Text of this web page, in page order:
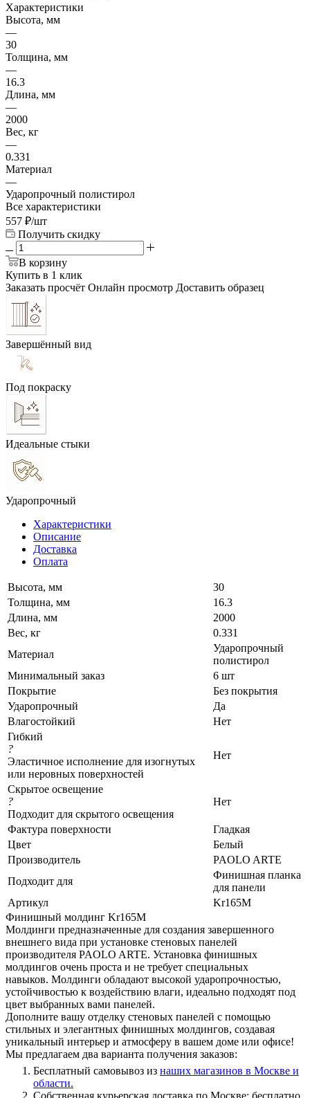
Характеристики
Высота, мм
—
30
Толщина, мм
—
16.3
Длина, мм
—
2000
Вес, кг
—
0.331
Материал
—
Ударопрочный полистирол
Все характеристики
557 ₽/шт
Получить скидку
В корзину
Купить в 1 клик
Заказать просчёт Онлайн просмотр Доставить образец
Завершённый вид
Под покраску
Идеальные стыки
Ударопрочный
Характеристики
Описание
Доставка
Оплата
Высота, мм
30
Толщина, мм
16.3
Длина, мм
2000
Вес, кг
0.331
Материал
Ударопрочный
полистирол
Минимальный заказ
6 шт
Покрытие
Без покрытия
Ударопрочный
Да
Влагостойкий
Нет
Гибкий
?
Эластичное исполнение для изогнутых
или неровных поверхностей
Нет
Скрытое освещение
?
Подходит для скрытого освещения
Нет
Фактура поверхности
Гладкая
Цвет
Белый
Производитель
PAOLO ARTE
Подходит для
Финишная планка
для панели
Артикул
Kr165M
Финишный молдинг Kr165M
Молдинги предназначенные для создания завершенного
внешнего вида при установке стеновых панелей
производителя PAOLO ARTE. Установка финишных
молдингов очень проста и не требует специальных
навыков. Молдинги обладают высокой ударопрочностью,
устойчивостью к воздействию влаги, идеально подходят под
цвет выбранных вами панелей.
Дополните вашу отделку стеновых панелей с помощью
стильных и элегантных финишных молдингов, создавая
уникальный интерьер и атмосферу в вашем доме или офисе!
Мы предлагаем два варианта получения заказов:
Бесплатный самовывоз из наших магазинов в Москве и
области.
Собственная курьерская доставка по Москве: бесплатно